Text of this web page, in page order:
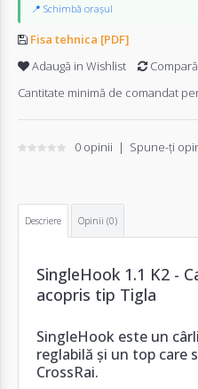
📍 Schimbă orașul
Fisa tehnica [PDF]
Adaugă in Wishlist
Cantitate minimă de comandat
0 opinii | Spune-ţi
Descriere Opinii (0)
SingleHook 1.1 K2 -
acopris tip Tigla
SingleHook este un
reglabilă și un top care
CrossRai.